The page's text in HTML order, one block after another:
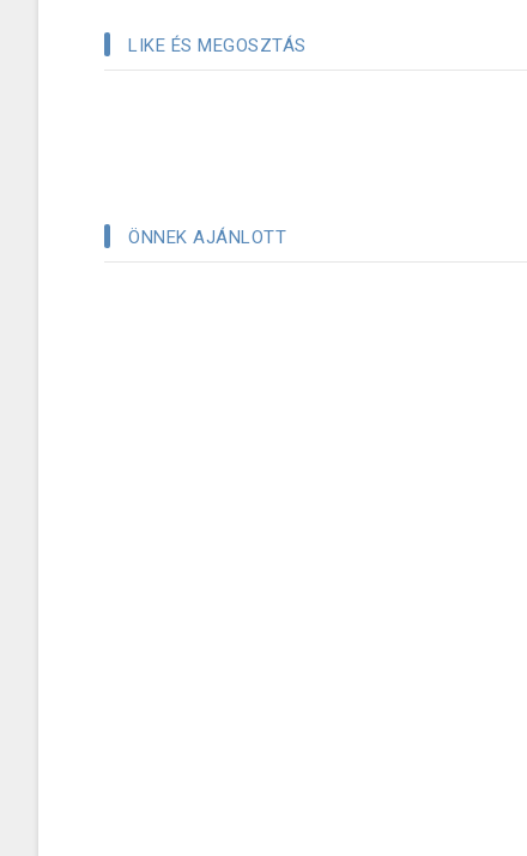
LIKE ÉS MEGOSZTÁS
ÖNNEK AJÁNLOTT